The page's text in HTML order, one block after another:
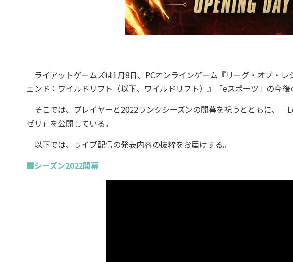
ライアットゲームズは1月8日、PCオンラインゲーム『リーグ・オブ・
ェンド：ワイルドリフト（以下、ワイルドリフト）』「eスポーツ」の今後
そこでは、プレイヤーと2022ランクシーズンの開幕を祝うとともに、『
ゼリ」を公開している。
以下では、ライブ配信の発表内容の抜粋をお届けする。
■シーズン2022開幕